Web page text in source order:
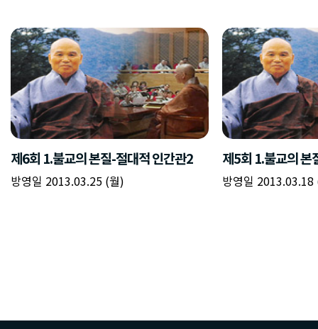
제6회 1.불교의 본질-절대적 인간관2
방영일 2013.03.25 (월)
제5회 1.불교의 본
방영일 2013.03.18